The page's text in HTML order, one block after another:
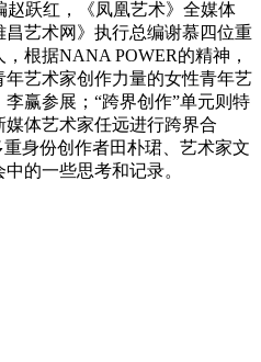
跃红，《凤凰艺术》全媒体
艺术网》执行总编谢慕四位重
根据NANA POWER的精神，
艺术家创作力量的女性青年艺
赢参展；“跨界创作”单元则特
体艺术家任远进行跨界合
身份创作者田朴珺、艺术家文
的一些思考和记录。